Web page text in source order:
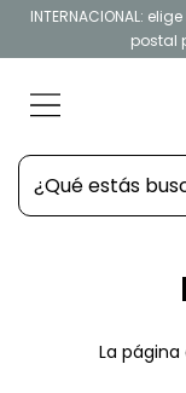
INTERNACIONAL:
postal
La